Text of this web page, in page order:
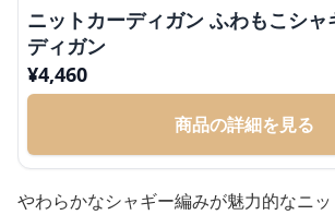
ニットカーディガン ふわもこシャ
ディガン
¥4,460
商品の詳細を見る
やわらかなシャギー編みが魅力的なニ